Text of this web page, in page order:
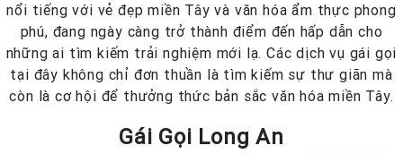
nổi tiếng với vẻ đẹp miền Tây và văn hóa ẩm thực phong
phú, đang ngày càng trở thành điểm đến hấp dẫn cho
những ai tìm kiếm trải nghiệm mới lạ. Các dịch vụ gái gọi
tại đây không chỉ đơn thuần là tìm kiếm sự thư giãn mà
còn là cơ hội để thưởng thức bản sắc văn hóa miền Tây.
Gái Gọi Long An